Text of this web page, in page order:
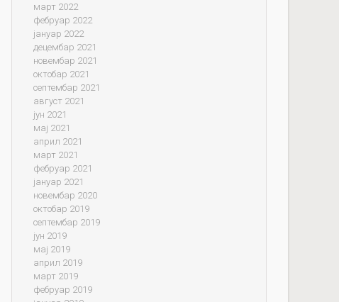
март 2022
фебруар 2022
јануар 2022
децембар 2021
новембар 2021
октобар 2021
септембар 2021
август 2021
јун 2021
мај 2021
април 2021
март 2021
фебруар 2021
јануар 2021
новембар 2020
октобар 2019
септембар 2019
јун 2019
мај 2019
април 2019
март 2019
фебруар 2019